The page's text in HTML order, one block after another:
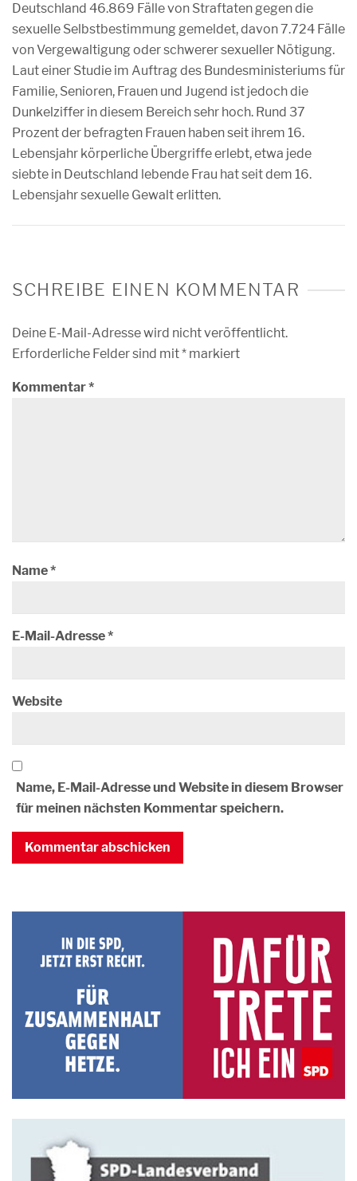
Deutschland 46.869 Fälle von Straftaten gegen die
sexuelle Selbstbestimmung gemeldet, davon 7.724 Fälle
von Vergewaltigung oder schwerer sexueller Nötigung.
Laut einer Studie im Auftrag des Bundesministeriums für
Familie, Senioren, Frauen und Jugend ist jedoch die
Dunkelziffer in diesem Bereich sehr hoch. Rund 37
Prozent der befragten Frauen haben seit ihrem 16.
Lebensjahr körperliche Übergriffe erlebt, etwa jede
siebte in Deutschland lebende Frau hat seit dem 16.
Lebensjahr sexuelle Gewalt erlitten.
SCHREIBE EINEN KOMMENTAR
Deine E-Mail-Adresse wird nicht veröffentlicht.
Erforderliche Felder sind mit* markiert
Kommentar*
Name*
E-Mail-Adresse*
Website
Name, E-Mail-Adresse und Website in diesem Browser
für meinen nächsten Kommentar speichern.